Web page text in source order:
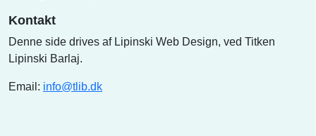
Kontakt
Denne side drives af Lipinski Web Design, ved Titken
Lipinski Barlaj.
Email: info@tlib.dk